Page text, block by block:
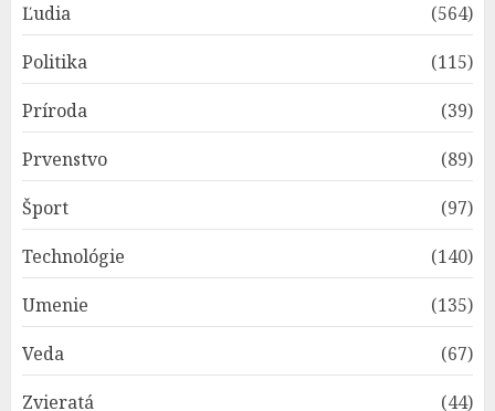
Ľudia
(564)
Politika
(115)
Príroda
(39)
Prvenstvo
(89)
Šport
(97)
Technológie
(140)
Umenie
(135)
Veda
(67)
Zvieratá
(44)